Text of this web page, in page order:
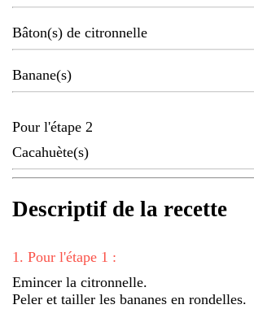
Bâton(s) de citronnelle
Banane(s)
Pour l'étape 2
Cacahuète(s)
Descriptif de la recette
1 . Pour l'étape 1 :
Emincer la citronnelle.
Peler et tailler les bananes en rondelles.